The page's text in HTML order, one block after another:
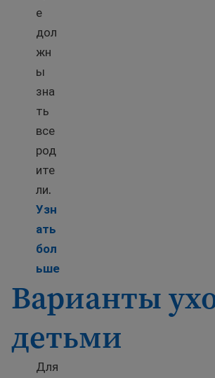
е
дол
жн
ы
зна
ть
все
род
ите
ли.
Узн
ать
бол
ьшеLearn more about Raising
Варианты
детьми
Для